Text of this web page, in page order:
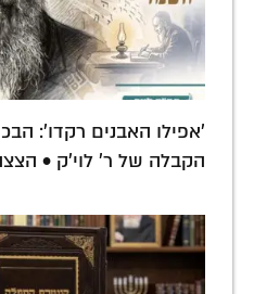
'אפילו האבנים רקדו':
הקבלה של ר' לוי'ק •